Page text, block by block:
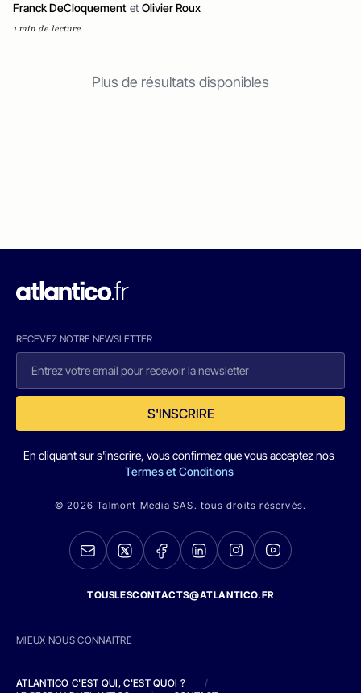
Franck DeCloquement et Olivier Roux
1 min de lecture
Plus de résultats disponibles
RECEVEZ NOTRE NEWSLETTER
S'INSCRIRE
En cliquant sur s'inscrire, vous confirmez que vous acceptez nos
Termes et Conditions
© 2026 Talmont Media SAS. tous droits réservés.
TOUSLESCONTACTS@ATLANTICO.FR
MIEUX NOUS CONNAITRE
ATLANTICO C'EST QUI, C'EST QUOI ?
/